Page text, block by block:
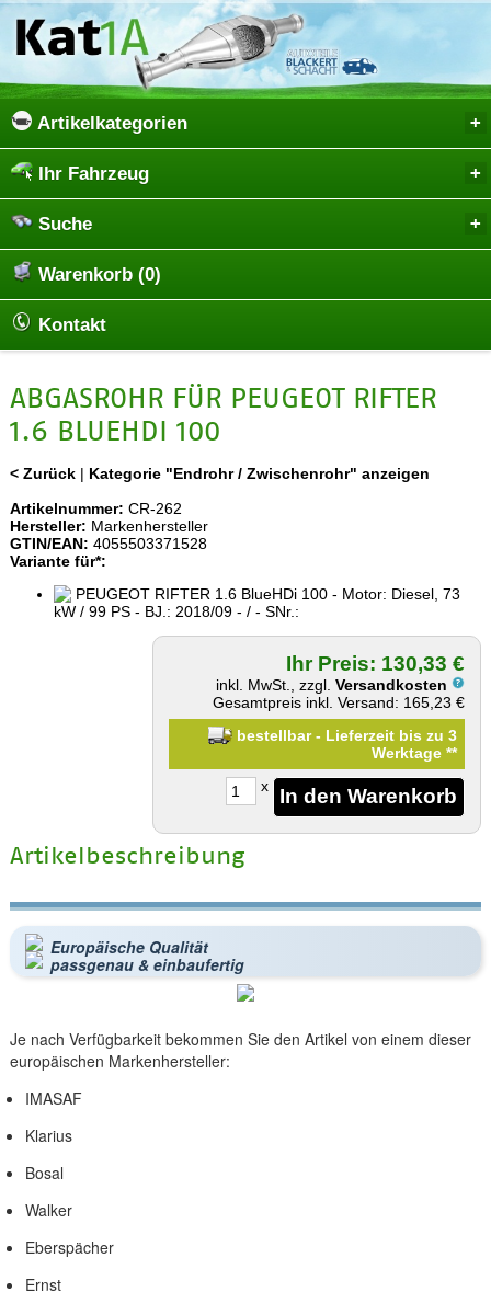
Artikelkategorien
Ihr Fahrzeug
Suche
Warenkorb (0)
Kontakt
ABGASROHR FÜR PEUGEOT RIFTER
1.6 BLUEHDI 100
< Zurück| Kategorie "Endrohr / Zwischenrohr" anzeigen
Artikelnummer: CR-262
Hersteller: Markenhersteller
GTIN/EAN: 4055503371528
Variante für*:
PEUGEOT RIFTER 1.6 BlueHDi 100 - Motor: Diesel, 73
kW / 99 PS - BJ.: 2018/09 - / - SNr.:
Ihr Preis: 130,33 €
inkl. MwSt., zzgl.Versandkosten
Gesamtpreis inkl. Versand: 165,23 €
bestellbar - Lieferzeit bis zu 3
Werktage**
x
Artikelbeschreibung
Europäische Qualität
passgenau & einbaufertig
Je nach Verfügbarkeit bekommen Sie den Artikel von einem dieser
europäischen Markenhersteller:
IMASAF
Klarius
Bosal
Walker
Eberspächer
Ernst